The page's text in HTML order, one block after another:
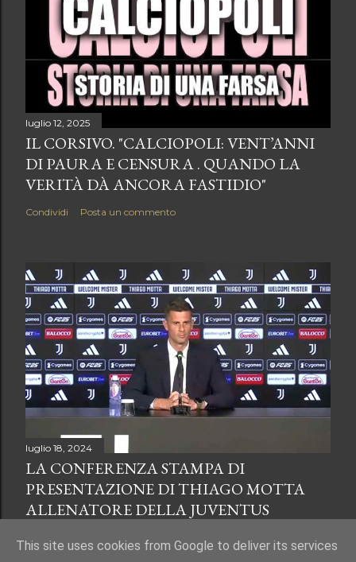
luglio 12, 2025
IL CORSIVO. "CALCIOPOLI: VENT’ANNI
DI PAURA E CENSURA . QUANDO LA
VERITÀ DÀ ANCORA FASTIDIO"
Condividi Posta un commento
luglio 18, 2024
LA CONFERENZA STAMPA DI
PRESENTAZIONE DI THIAGO MOTTA
ALLENATORE DELLA JUVENTUS
This site uses cookies from Google to deliver its services